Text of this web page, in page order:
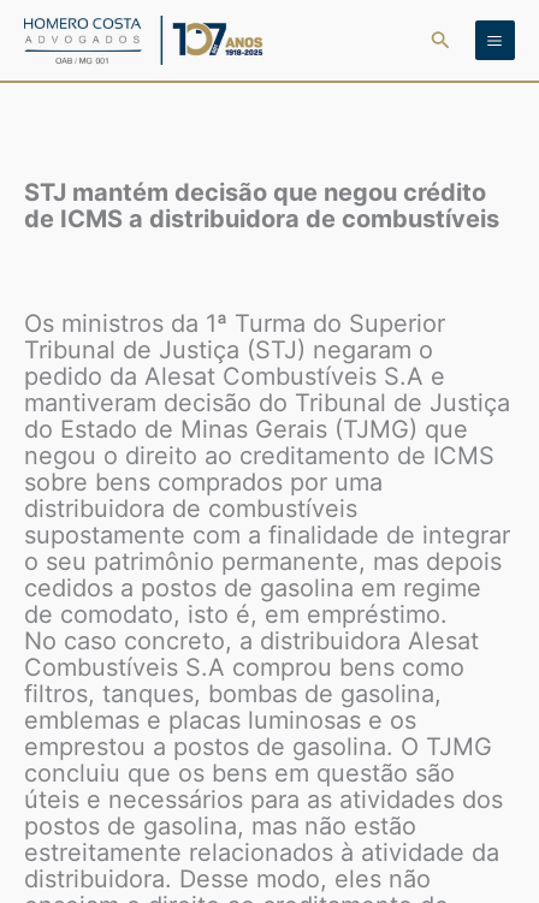
para
Pesquisar
STJ mantém decisão que negou crédito
de ICMS a distribuidora de combustíveis
Os ministros da 1ª Turma do Superior
Tribunal de Justiça (STJ) negaram o
pedido da Alesat Combustíveis S.A e
mantiveram decisão do Tribunal de Justiça
do Estado de Minas Gerais (TJMG) que
negou o direito ao creditamento de ICMS
sobre bens comprados por uma
distribuidora de combustíveis
supostamente com a finalidade de integrar
o seu patrimônio permanente, mas depois
cedidos a postos de gasolina em regime
de comodato, isto é, em empréstimo.
No caso concreto, a distribuidora Alesat
Combustíveis S.A comprou bens como
filtros, tanques, bombas de gasolina,
emblemas e placas luminosas e os
emprestou a postos de gasolina. O TJMG
concluiu que os bens em questão são
úteis e necessários para as atividades dos
postos de gasolina, mas não estão
estreitamente relacionados à atividade da
distribuidora. Desse modo, eles não